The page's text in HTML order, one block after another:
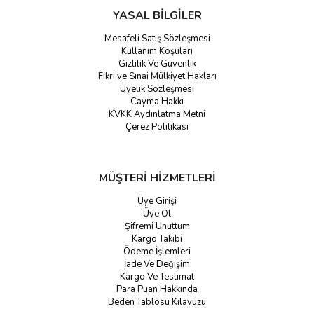
YASAL BİLGİLER
Mesafeli Satış Sözleşmesi
Kullanım Koşuları
Gizlilik Ve Güvenlik
Fikri ve Sınai Mülkiyet Hakları
Üyelik Sözleşmesi
Cayma Hakkı
KVKK Aydınlatma Metni
Çerez Politikası
MÜŞTERİ HİZMETLERİ
Üye Girişi
Üye Ol
Şifremi Unuttum
Kargo Takibi
Ödeme İşlemleri
İade Ve Değişim
Kargo Ve Teslimat
Para Puan Hakkında
Beden Tablosu Kılavuzu